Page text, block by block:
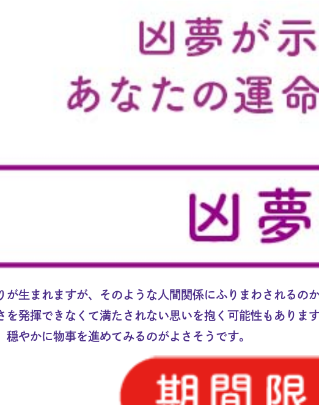
が生まれますが、そのような人間関係にふりまわされるの
を発揮できなくて満たされない思いを抱く可能性もありま
穏やかに物事を進めてみるのがよさそうです。